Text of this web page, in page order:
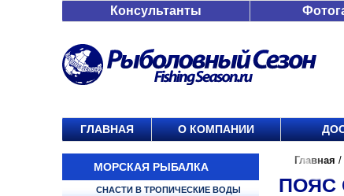
Консультанты
ГЛАВНАЯ О КОМПАНИИ
МОРСКАЯ РЫБАЛКА
СНАСТИ В ТРОПИЧЕСКИЕ ВОДЫ
Главная /
ПОЯС